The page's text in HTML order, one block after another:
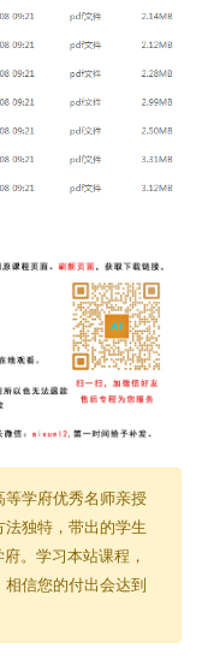
等学府优秀名师亲授
法独特，带出的学生
。学习本站课程，
信您的付出会达到